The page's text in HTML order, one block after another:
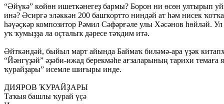
“Әйүкә” көйөн ишеткәнегеҙ бармы? Борон ни өсөн ултырып
инә? Әсиргә эләккән 200 башҡортто ниндәй ат һәм нисек
һәүәҫкәр композитор Рәмил Сәфәрғәле улы Хәсәнов һөйләй.
уҡ ҡумыҙҙа ла оҫталыҡ дәресе тәҡдим итә.
Әйткәндәй, быйыл март айында Баймаҡ биләмә-ара үҙәк
“Йәнгүҙәй” әҙәби-ижад берекмәһе ағзаларының тарихи
ҡурайҙары” исемле шиғыры инде.
ДИЯРОВ ҠУРАЙҘАРЫ
Таҡыя башлы ҡурай үҫә